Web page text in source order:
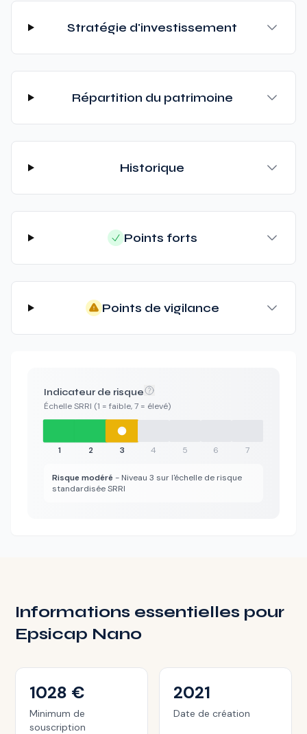
Stratégie d'investissement
Répartition du patrimoine
Historique
Points forts
Points de vigilance
Indicateur de risque
Échelle SRRI (1 = faible, 7 = élevé)
1 2 3 4 5 6 7
Risque modéré - Niveau 3 sur l'échelle de risque
standardisée SRRI
Informations essentielles pour
Epsicap Nano
1028 €
Minimum de
souscription
2021
Date de création